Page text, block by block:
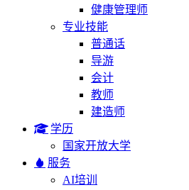
健康管理师
专业技能
普通话
导游
会计
教师
建造师
学历
国家开放大学
服务
AI培训